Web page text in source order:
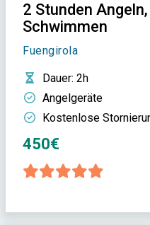
2 Stunden
Schwimmen
Fuengirola
Dauer: 2h
Angelgeräte
Kostenlose
450€